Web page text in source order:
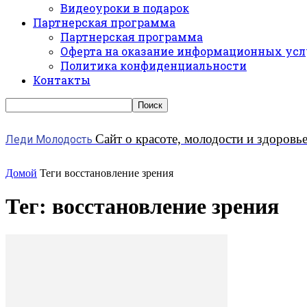
Видеоуроки в подарок
Партнерская программа
Партнерская программа
Оферта на оказание информационных
Политика конфиденциальности
Контакты
Леди Молодость Сайт о красоте, молодости и здоровье
Домой Теги восстановление зрения
Тег: восстановление зрения